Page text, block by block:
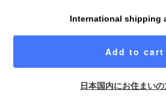
International shipping
Add to cart
日本国内にお住まい